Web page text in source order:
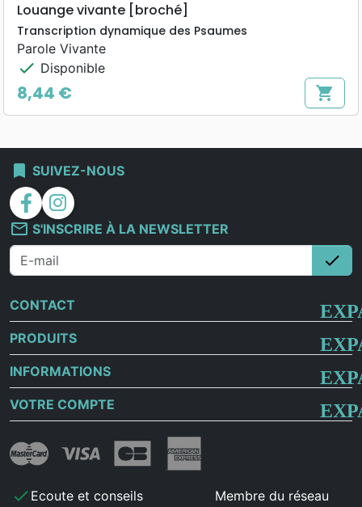
Louange vivante [broché]
Transcription dynamique des Psaumes
Parole Vivante
check Disponible
Prix
8,44 € shopping_cart
bookmark SUIVEZ-NOUS
facebook
instagram
mail_outline S'INSCRIRE À LA NEWSLETTER
check
CONTACT
PRODUITS
INFORMATIONS
VOTRE COMPTE
check Ecoute et conseils Membre du réseau